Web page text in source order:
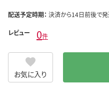
配送予定時期： 決済から14日前後で
レビュー 0件
お気に入り